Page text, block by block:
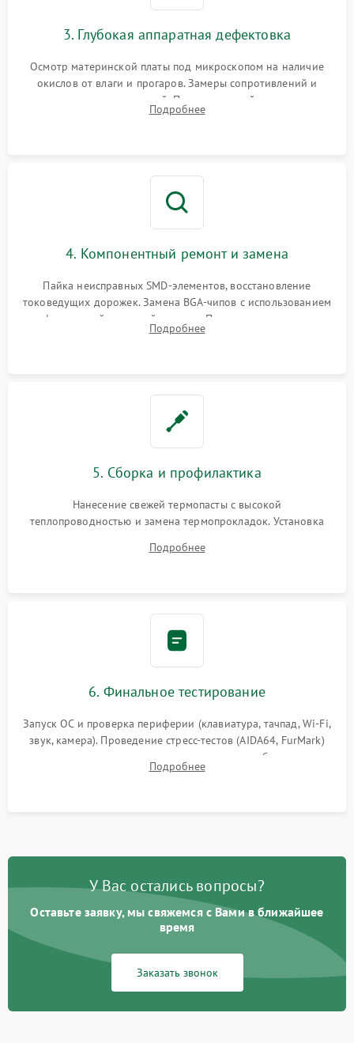
3. Глубокая аппаратная дефектовка
Осмотр материнской платы под микроскопом на наличие
окислов от влаги и прогаров. Замеры сопротивлений и
дежурных напряжений. Проверка цепей питания,
мультиконтроллера, процессора и видеочипа.
Подробнее
4. Компонентный ремонт и замена
Пайка неисправных SMD-элементов, восстановление
токоведущих дорожек. Замена BGA-чипов с использованием
инфракрасной паяльной станции. Прошивка микросхемы
BIOS или замена поврежденных портов USB
Подробнее
5. Сборка и профилактика
Нанесение свежей термопасты с высокой
теплопроводностью и замена термопрокладок. Установка
шлейфов, модулей памяти и накопителей. Предварительная
Подробнее
6. Финальное тестирование
Запуск ОС и проверка периферии (клавиатура, тачпад, Wi-Fi,
звук, камера). Проведение стресс-тестов (AIDA64, FurMark)
для контроля температурного режима и стабильности
системы под пиковой нагрузкой.
Подробнее
У Вас остались вопросы?
Оставьте заявку, мы свяжемся с Вами в ближайшее
время
Заказать звонок